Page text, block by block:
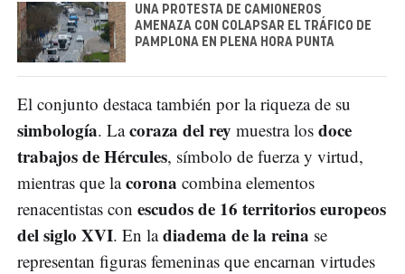
UNA PROTESTA DE CAMIONEROS
AMENAZA CON COLAPSAR EL TRÁFICO DE
PAMPLONA EN PLENA HORA PUNTA
El conjunto destaca también por la riqueza de su
simbología. Lacoraza del rey muestra los doce
trabajos de Hércules, símbolo de fuerza y virtud,
mientras que lacorona combina elementos
renacentistas con escudos de 16 territorios europeos
del siglo XVI. En ladiadema de la reina se
representan figuras femeninas que encarnan virtudes